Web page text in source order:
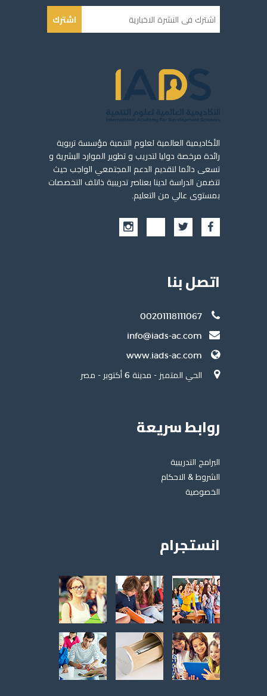
اشترك
الأكاديمية العالمية لعلوم التنمية مؤسسة تربوية
رائدة مرخصة دوليا لتدريب و تطوير الموارد البشرية و
تسعى دائما لتقديم الدعم المجتمعي الواجب حيث
تتضمن الدراسة لدينا بعناصر تدريبية ذاتلف التخصصات
بمستوى عالي من التعليم.
اتصل بنا
00201118111067
info@iads-ac.com
www.iads-ac.com
الحي المتميز - مدينة 6 أكتوبر - مصر
روابط سريعة
البرامج التدريبية
الشروط & الاحكام
الخصوصية
انستجرام